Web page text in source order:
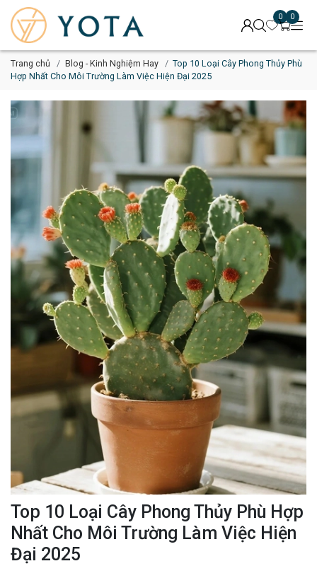
0 0
Trang chủ Blog - Kinh Nghiệm Hay
Top 10 Loại Cây Phong Thủy Phù
Hợp Nhất Cho Môi Trường Làm Việc Hiện Đại 2025
Top 10 Loại Cây Phong Thủy Phù Hợp
Nhất Cho Môi Trường Làm Việc Hiện
Đại 2025